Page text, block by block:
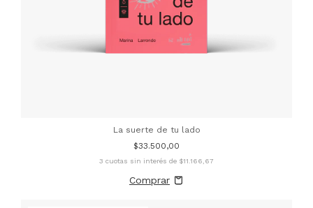
La suerte de tu lado
$33.500,00
3 cuotas sin interés de $11.166,67